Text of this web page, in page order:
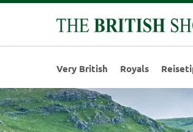
Very British Royals